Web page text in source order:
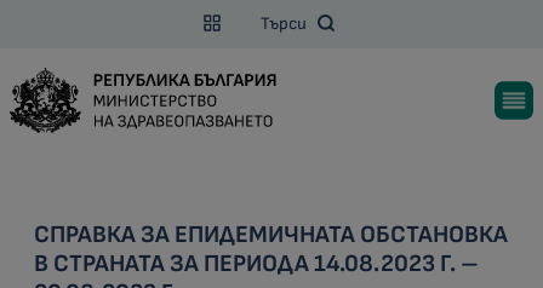
Търси
СПРАВКА ЗА ЕПИДЕМИЧНАТА ОБСТАНОВКА
В СТРАНАТА ЗА ПЕРИОДА 14.08.2023 Г. –